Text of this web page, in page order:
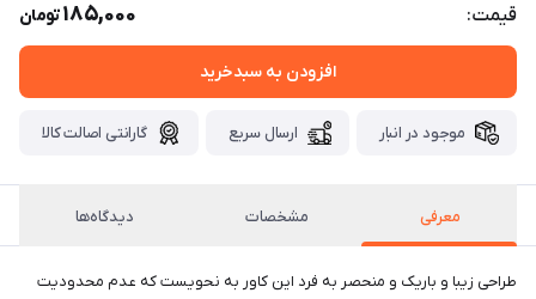
قیمت: 185,000تومان
افزودن به سبدخرید
موجود در انبار ارسال سریع گارانتی اصالت کالا
معرفی مشخصات دیدگاه‌ها
طراحی زیبا و باریک و منحصر به فرد این کاور به نحویست که عدم محدودیت